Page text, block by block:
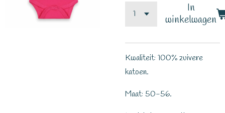
In
winkelwagen
Kwaliteit: 100% zuivere
katoen.
Maat: 50-56.